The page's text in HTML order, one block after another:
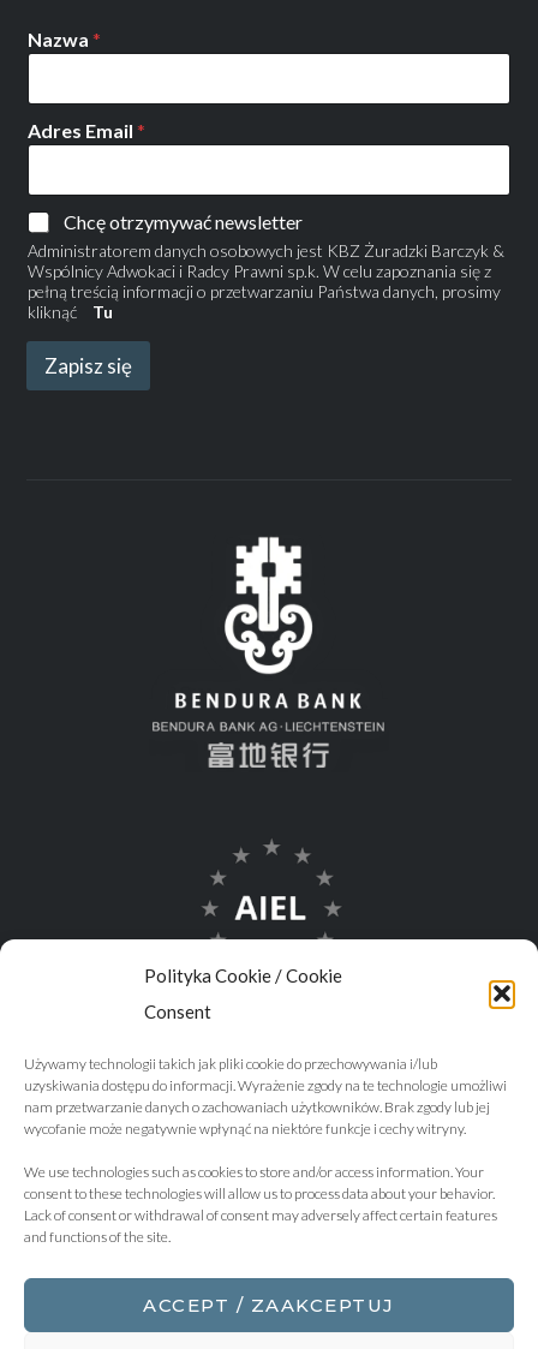
Polityka Cookie / Cookie
Consent
Używamy technologii takich jak pliki cookie do przechowywania i/lub
uzyskiwania dostępu do informacji. Wyrażenie zgody na te technologie umożliwi
nam przetwarzanie danych o zachowaniach użytkowników. Brak zgody lub jej
wycofanie może negatywnie wpłynąć na niektóre funkcje i cechy witryny.
We use technologies such as cookies to store and/or access information. Your
consent to these technologies will allow us to process data about your behavior.
Lack of consent or withdrawal of consent may adversely affect certain features
and functions of the site.
ACCEPT / ZAAKCEPTUJ
Nazwa*
Adres Email*
Chcę otrzymywać newsletter
Administratorem danych osobowych jest KBZ Żuradzki Barczyk &
Wspólnicy Adwokaci i Radcy Prawni sp.k. W celu zapoznania się z
pełną treścią informacji o przetwarzaniu Państwa danych, prosimy
kliknąć
Tu
Zapisz się